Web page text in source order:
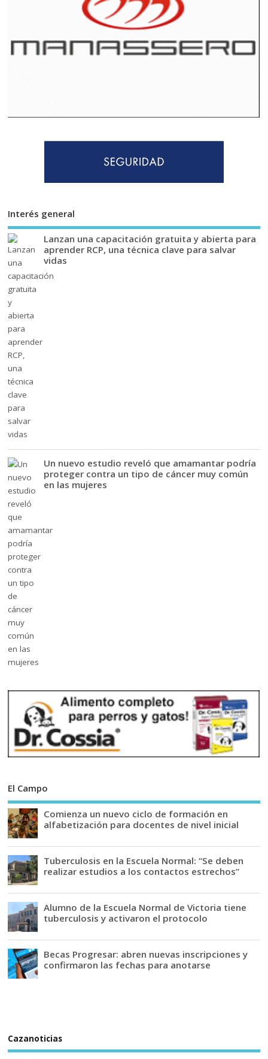
Interés general
Lanzan una capacitación gratuita y abierta para
aprender RCP, una técnica clave para salvar
vidas
Un nuevo estudio reveló que amamantar podría
proteger contra un tipo de cáncer muy común
en las mujeres
El Campo
Comienza un nuevo ciclo de formación en
alfabetización para docentes de nivel inicial
Tuberculosis en la Escuela Normal: “Se deben
realizar estudios a los contactos estrechos”
Alumno de la Escuela Normal de Victoria tiene
tuberculosis y activaron el protocolo
Becas Progresar: abren nuevas inscripciones y
confirmaron las fechas para anotarse
Cazanoticias